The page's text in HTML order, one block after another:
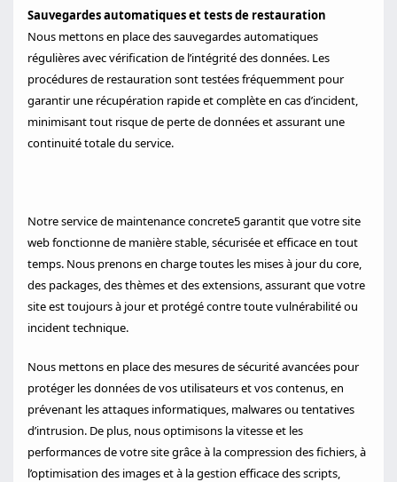
Sauvegardes automatiques et tests de restauration
Nous mettons en place des sauvegardes automatiques
régulières avec vérification de l’intégrité des données. Les
procédures de restauration sont testées fréquemment pour
garantir une récupération rapide et complète en cas d’incident,
minimisant tout risque de perte de données et assurant une
continuité totale du service.
Notre service de maintenance concrete5 garantit que votre site
web fonctionne de manière stable, sécurisée et efficace en tout
temps. Nous prenons en charge toutes les mises à jour du core,
des packages, des thèmes et des extensions, assurant que votre
site est toujours à jour et protégé contre toute vulnérabilité ou
incident technique.
Nous mettons en place des mesures de sécurité avancées pour
protéger les données de vos utilisateurs et vos contenus, en
prévenant les attaques informatiques, malwares ou tentatives
d’intrusion. De plus, nous optimisons la vitesse et les
performances de votre site grâce à la compression des fichiers, à
l’optimisation des images et à la gestion efficace des scripts,